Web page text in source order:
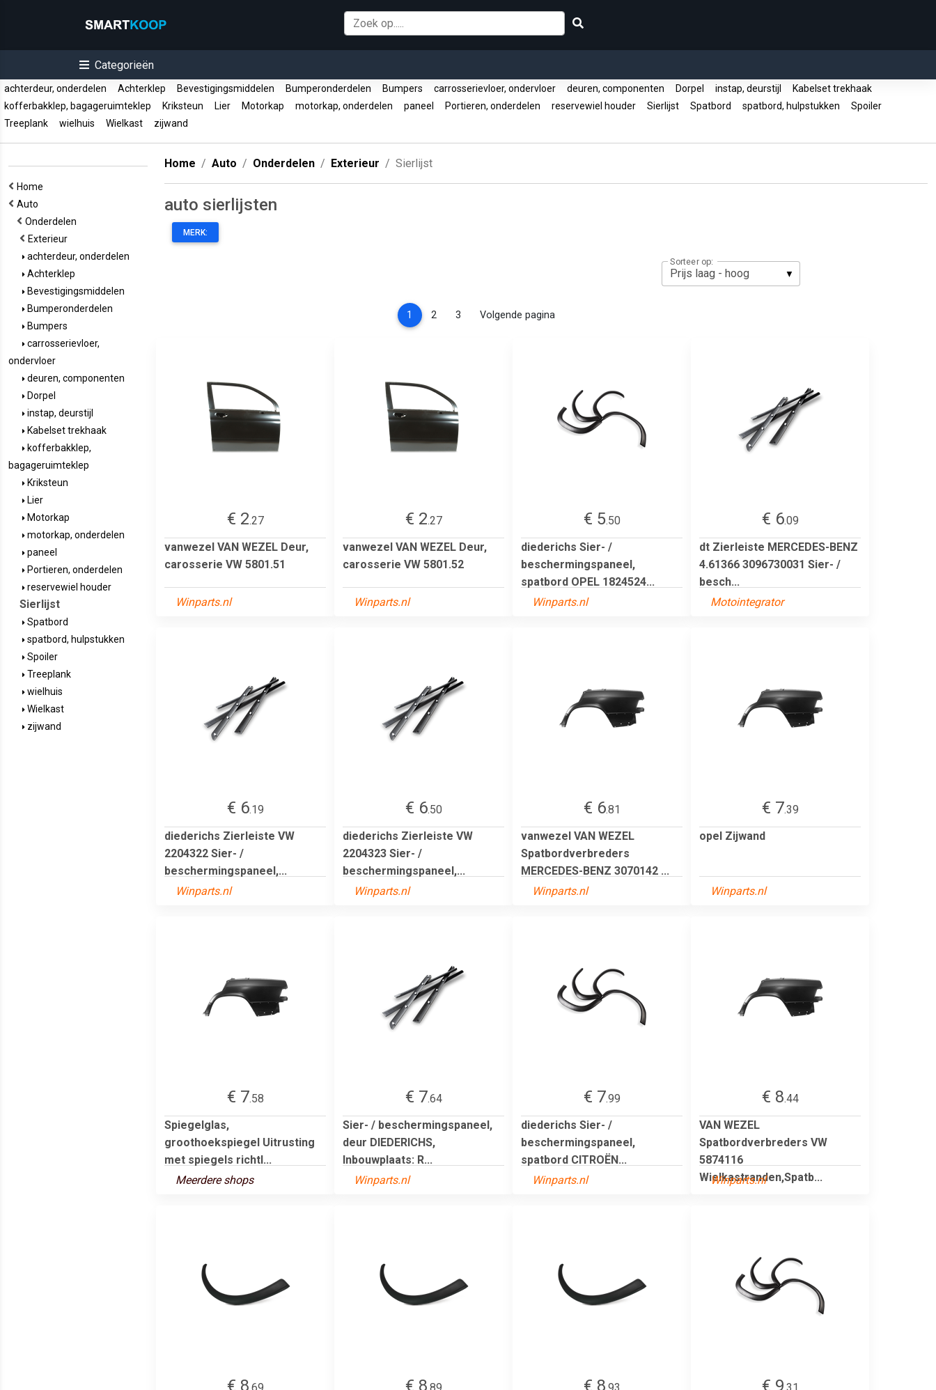
Categorieën
achterdeur, onderdelen Achterklep Bevestigingsmiddelen Bumperonderdelen Bumpers carrosserievloer, ondervloer deuren, componenten Dorpel instap, deurstijl
Kabelset trekhaak
kofferbakklep, bagageruimteklep
Kriksteun Lier Motorkap motorkap, onderdelen paneel Portieren, onderdelen reservewiel houder Sierlijst Spatbord spatbord, hulpstukken
Spoiler
Treeplank
wielhuis Wielkast zijwand
Home
Auto
Onderdelen
Exterieur
achterdeur, onderdelen
Achterklep
Bevestigingsmiddelen
Bumperonderdelen
Bumpers
carrosserievloer,
ondervloer
deuren, componenten
Dorpel
instap, deurstijl
Kabelset trekhaak
kofferbakklep,
bagageruimteklep
Kriksteun
Lier
Motorkap
motorkap, onderdelen
paneel
Portieren, onderdelen
reservewiel houder
Sierlijst
Spatbord
spatbord, hulpstukken
Spoiler
Treeplank
wielhuis
Wielkast
zijwand
Home Auto Onderdelen Exterieur Sierlijst
auto sierlijsten
MERK:
Sorteer op:
1 (current)
2 3 Volgende pagina
€ 2.27
vanwezel VAN WEZEL Deur,
carosserie VW 5801.51
Winparts.nl
€ 2.27
vanwezel VAN WEZEL Deur,
carosserie VW 5801.52
Winparts.nl
€ 5.50
diederichs Sier- /
beschermingspaneel,
spatbord OPEL 1824524...
Winparts.nl
€ 6.09
dt Zierleiste MERCEDES-BENZ
4.61366 3096730031 Sier- /
besch...
Motointegrator
€ 6.19
diederichs Zierleiste VW
2204322 Sier- /
beschermingspaneel,...
Winparts.nl
€ 6.50
diederichs Zierleiste VW
2204323 Sier- /
beschermingspaneel,...
Winparts.nl
€ 6.81
vanwezel VAN WEZEL
Spatbordverbreders
MERCEDES-BENZ 3070142 ...
Winparts.nl
€ 7.39
opel Zijwand
Winparts.nl
€ 7.58
Spiegelglas,
groothoekspiegel Uitrusting
met spiegels richtl...
Meerdere shops
€ 7.64
Sier- / beschermingspaneel,
deur DIEDERICHS,
Inbouwplaats: R...
Winparts.nl
€ 7.99
diederichs Sier- /
beschermingspaneel,
spatbord CITROËN...
Winparts.nl
€ 8.44
VAN WEZEL
Spatbordverbreders VW
5874116
Wielkastranden,Spatb...
Winparts.nl
€ 8.69
€ 8.89
€ 8.93
€ 9.31